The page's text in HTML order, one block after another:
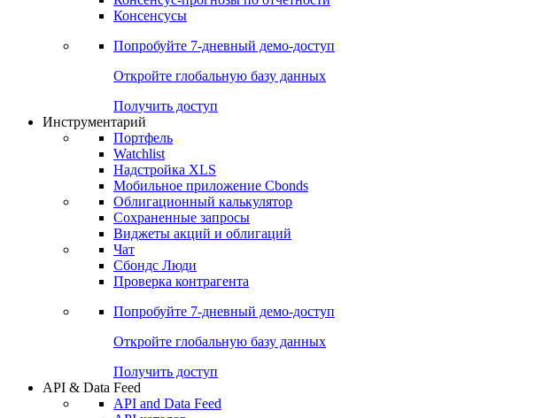
Портфели индексов Cbonds
Прогнозы
Консенсус-прогнозы по отчетности
Консенсусы
Попробуйте7-дневный
Откройте глобальную базу данных
Получить доступ
Инструментарий
Портфель
Watchlist
Надстройка XLS
Мобильное приложение Cbonds
Облигационный калькулятор
Сохраненные запросы
Виджеты акций и облигаций
Чат
Сбондс Люди
Проверка контрагента
Попробуйте7-дневный
Откройте глобальную базу данных